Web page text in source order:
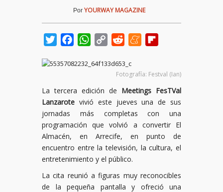
Por YOURWAY MAGAZINE
TwitterFacebookWhatsApp
Copy
Reddit Meneame
Fotografía: Festval (Ian)
La tercera edición de Meetings FesTVal
Lanzarote vivió este jueves una de sus
jornadas más completas con una
programación que volvió a convertir El
Almacén, en Arrecife, en punto de
encuentro entre la televisión, la cultura, el
entretenimiento y el público.
La cita reunió a figuras muy reconocibles
de la pequeña pantalla y ofreció una